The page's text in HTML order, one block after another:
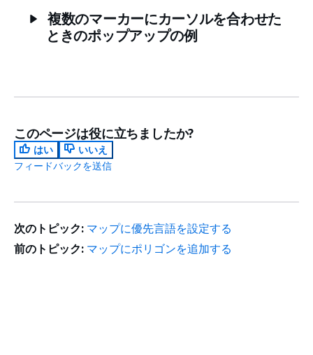
複数のマーカーにカーソルを合わせた
ときのポップアップの例
このページは役に立ちましたか?
はい
いいえ
フィードバックを送信
次のトピック: マップに優先言語を設定する
前のトピック: マップにポリゴンを追加する